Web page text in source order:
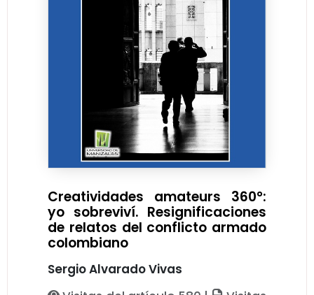
Creatividades amateurs 360°:
yo sobreviví. Resignificaciones
de relatos del conflicto armado
colombiano
Sergio Alvarado Vivas